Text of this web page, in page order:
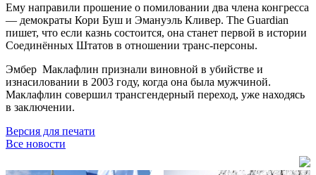
Ему направили прошение о помиловании два члена конгресса
— демократы Кори Буш и Эмануэль Кливер. The Guardian
пишет, что если казнь состоится, она станет первой в истории
Соединённых Штатов в отношении транс-персоны.
Эмбер Маклафлин признали виновной в убийстве и
изнасиловании в 2003 году, когда она была мужчиной.
Маклафлин совершил трансгендерный переход, уже находясь
в заключении.
Версия для печати
Все новости